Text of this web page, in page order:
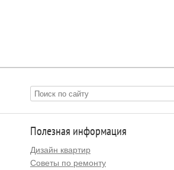
Полезная информация
Дизайн квартир
Советы по ремонту